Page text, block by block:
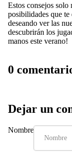
Estos consejos solo
posibilidades que te
deseando ver las
descubrirán los
manos este verano!
0
Dejar un
Nombre